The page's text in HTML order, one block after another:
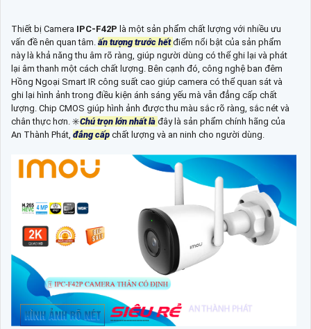
Thiết bị Camera IPC-F42P là một sản phẩm chất lượng với nhiều ưu
vấn đề nên quan tâm. ấn tượng trước hếtđiểm nổi bật của sản phẩm
này là khả năng thu âm rõ ràng, giúp người dùng có thể ghi lại và phát
lại âm thanh một cách chất lượng. Bên cạnh đó, công nghệ ban đêm
Hồng Ngoại Smart IR công suất cao giúp camera có thể quan sát và
ghi lại hình ảnh trong điều kiện ánh sáng yếu mà vẫn đẳng cấp chất
lượng. Chip CMOS giúp hình ảnh được thu màu sắc rõ ràng, sắc nét và
chân thực hơn. ✳️Chú trọn lớn nhất là đây là sản phẩm chính hãng của
An Thành Phát, đẳng cấp chất lượng và an ninh cho người dùng.